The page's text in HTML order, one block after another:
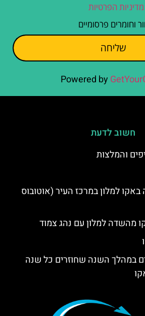
מדיניות הפרטיות
וחומרים פרסומיים
שליחה
Powered by
חשוב לדעת
והמלצות
למלון במרכז העיר (אוטובוס
מהשדה למלון עם נהג צמוד
במהלך השנה שחוזרים כל שנה